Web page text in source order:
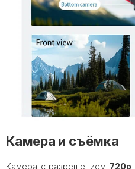
Камера и съёмка
Камера с разрешением 720p